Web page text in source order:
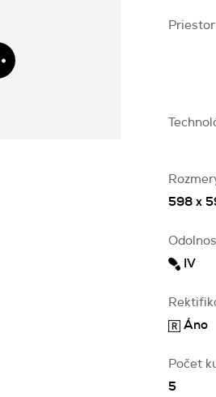
Priestor
598 x
IV
Áno
Počet
5